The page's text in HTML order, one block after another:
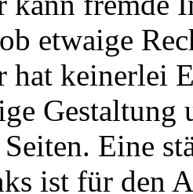
etwaige
hat keinerlei
Gestaltung
Eine
ist für den